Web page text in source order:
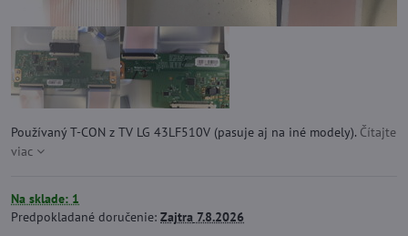
Používaný T-CON z TV LG 43LF510V (pasuje aj na iné modely). Čítajte
viac
Na sklade: 1
Predpokladané doručenie: Zajtra 7.8.2026